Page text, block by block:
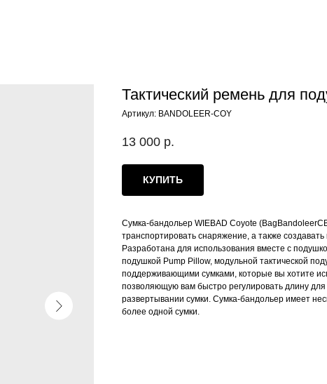
Тактический ремень для
Артикул: BANDOLEER-COY
13 000 р.
КУПИТЬ
Сумка-бандольер WIEBAD Coyote
транспортировать снаряжение, а также
Разработана для использования вместе с
подушкой Pump Pillow, модульной тактической
поддерживающими сумками, которые вы хотите
позволяющую вам быстро регулировать длину
развертывании сумки. Сумка-бандольер имеет
более одной сумки.